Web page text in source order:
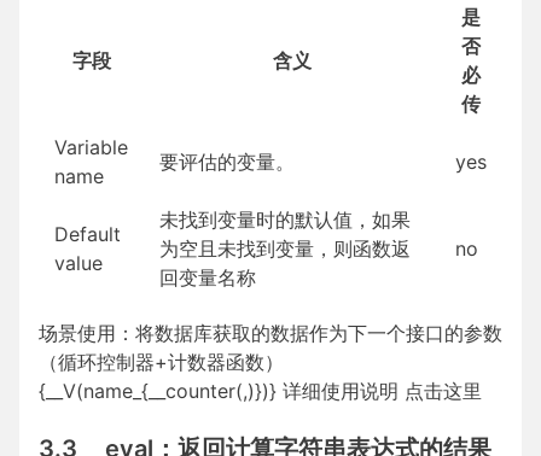
字段 含义
是
否
必
传
Variable
name
要评估的变量。 yes
Default
value
未找到变量时的默认值，如果
为空且未找到变量，则函数返
回变量名称
no
场景使用：将数据库获取的数据作为下一个接口的参数
（循环控制器+计数器函数）
{__V(name_ {__counter(,)})} 详细使用说明 点击这里
3.3 __eval：返回计算字符串表达式的结果